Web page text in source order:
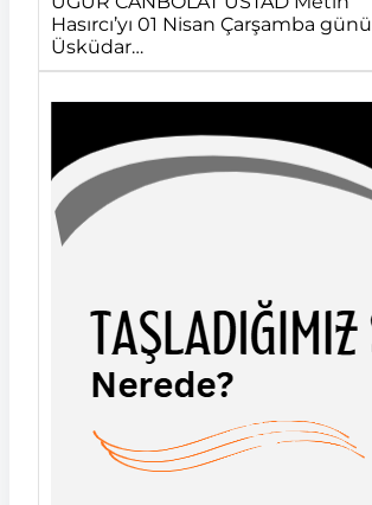
Hasırcı’yı 01 Nisan Çarşamba günü
Üsküdar…